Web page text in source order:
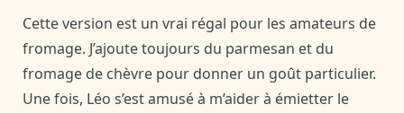
Cette version est un vrai régal pour les amateurs de
fromage. J’ajoute toujours du parmesan et du
fromage de chèvre pour donner un goût particulier.
Une fois, Léo s’est amusé à m’aider à émietter le